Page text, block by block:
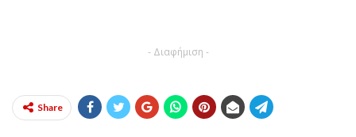
- Διαφήμιση -
Share